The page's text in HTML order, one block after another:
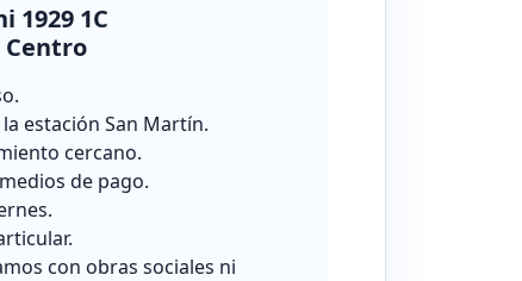
1929 1C
estación San Martín.
cercano.
de pago.
con obras sociales ni